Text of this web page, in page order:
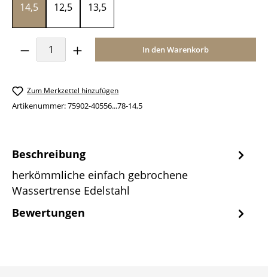
14,5 12,5 13,5
Produkt Anzahl: Gib den gewünschten
In den Warenkorb
Zum Merkzettel hinzufügen
Artikenummer:75902-40556...78-14,5
Beschreibung
herkömmliche einfach gebrochene
Wassertrense Edelstahl
Bewertungen